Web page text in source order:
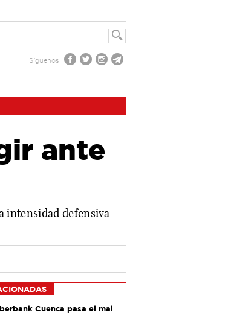
Síguenos
ante
intensidad defensiva
Cuenca pasa el mal